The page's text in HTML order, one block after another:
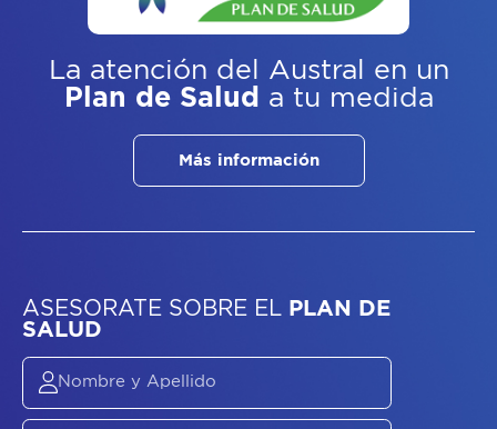
La atención del Austral
en un
Plan de Salud a tu medida
Más información